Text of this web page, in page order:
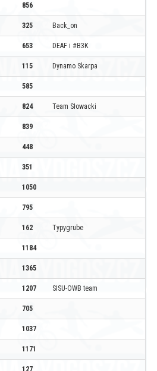
856
325 Back_on
653 DEAF i #B3K
115 Dynamo Skarpa
585
824 Team Słowacki
839
448
351
1050
795
162 Typygrube
1184
1365
1207 SISU-OWB team
705
1037
1171
127